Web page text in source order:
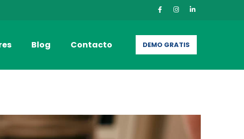
Blog Contacto DEMO GRATIS